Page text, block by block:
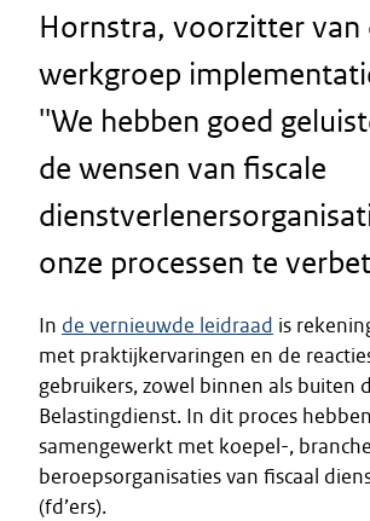
Hornstra, voorzitter van
werkgroep
''We hebben goed
de wensen van fiscale
onze processen te
In de vernieuwde leidraad is
met praktijkervaringen en de
gebruikers, zowel binnen als buiten
Belastingdienst. In dit proces
samengewerkt met koepel-,
beroepsorganisaties van fiscaal
(fd’ers).